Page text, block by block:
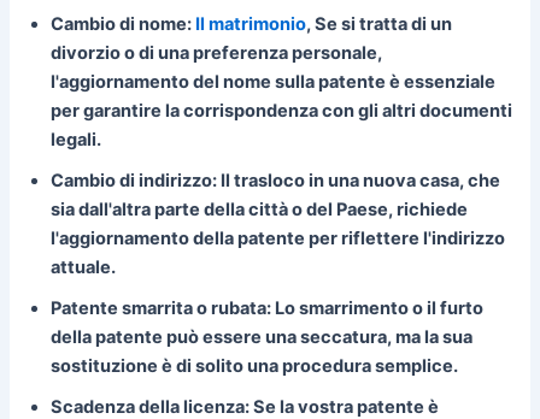
Cambio di nome: Il matrimonio, Se si tratta di un
divorzio o di una preferenza personale,
l'aggiornamento del nome sulla patente è essenziale
per garantire la corrispondenza con gli altri documenti
legali.
Cambio di indirizzo: Il trasloco in una nuova casa, che
sia dall'altra parte della città o del Paese, richiede
l'aggiornamento della patente per riflettere l'indirizzo
attuale.
Patente smarrita o rubata: Lo smarrimento o il furto
della patente può essere una seccatura, ma la sua
sostituzione è di solito una procedura semplice.
Scadenza della licenza:Se la vostra patente è